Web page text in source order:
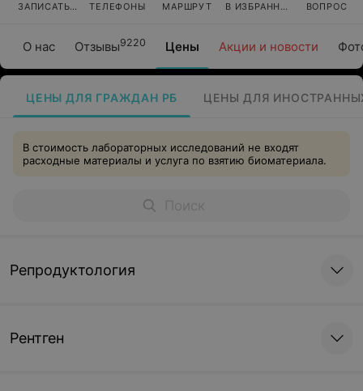
О нас Отзывы9220 Цены Акции и новости
ЗАПИСАТЬСЯ ТЕЛЕФОНЫ МАРШРУТ В ИЗБРАННОЕ ВОПРОС
ЦЕНЫ ДЛЯ ГРАЖДАН РБ ЦЕНЫ ДЛЯ
В стоимость лабораторных исследований не входят
расходные материалы и услуга по взятию биоматериала.
Репродуктология
Рентген